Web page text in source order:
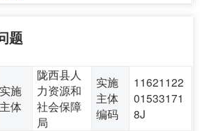
题
实施
主体
陇西县人
力资源和
社会保障
局
实施
主体
编码
11621122
01533171
8J